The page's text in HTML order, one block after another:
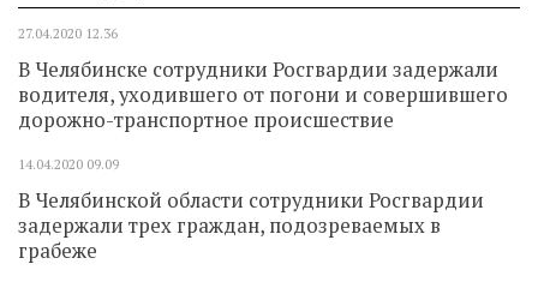
27.04.2020 12.36
В Челябинске сотрудники Росгвардии задержали
водителя, уходившего от погони и совершившего
дорожно-транспортное происшествие
14.04.2020 09.09
В Челябинской области сотрудники Росгвардии
задержали трех граждан, подозреваемых в
грабеже